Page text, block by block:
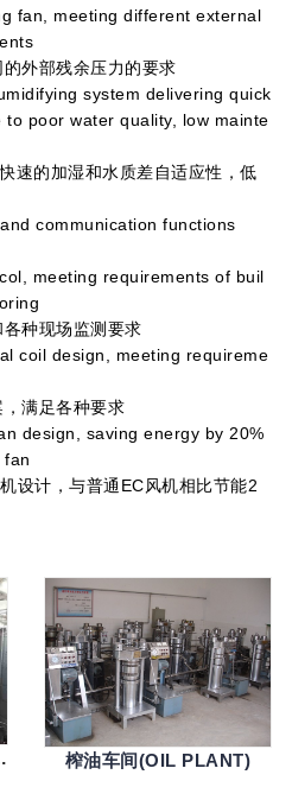
fan, meeting different external
外部残余压力的要求
system delivering quick
poor water quality, low mainte
速的加湿和水质差自适应性，低
communication functions
meeting requirements of buil
种现场监测要求
coil design, meeting requireme
满足各种要求
design, saving energy by 20%
fan
设计，与普通EC风机相比节能2
榨油车间(OIL PLANT)